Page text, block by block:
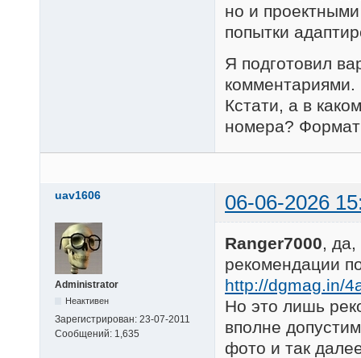
но и
попытки
Я подготовил
комментариями.
Кстати, а в
номера?
uav1606 06-06-2026
Administrator
Неактивен
Зарегистрирован: 23-07-2011
Сообщений: 1,635
Ranger7000 ,
рекомендации
http://dgmag.in/
Но это лишь
вполне
фото и так